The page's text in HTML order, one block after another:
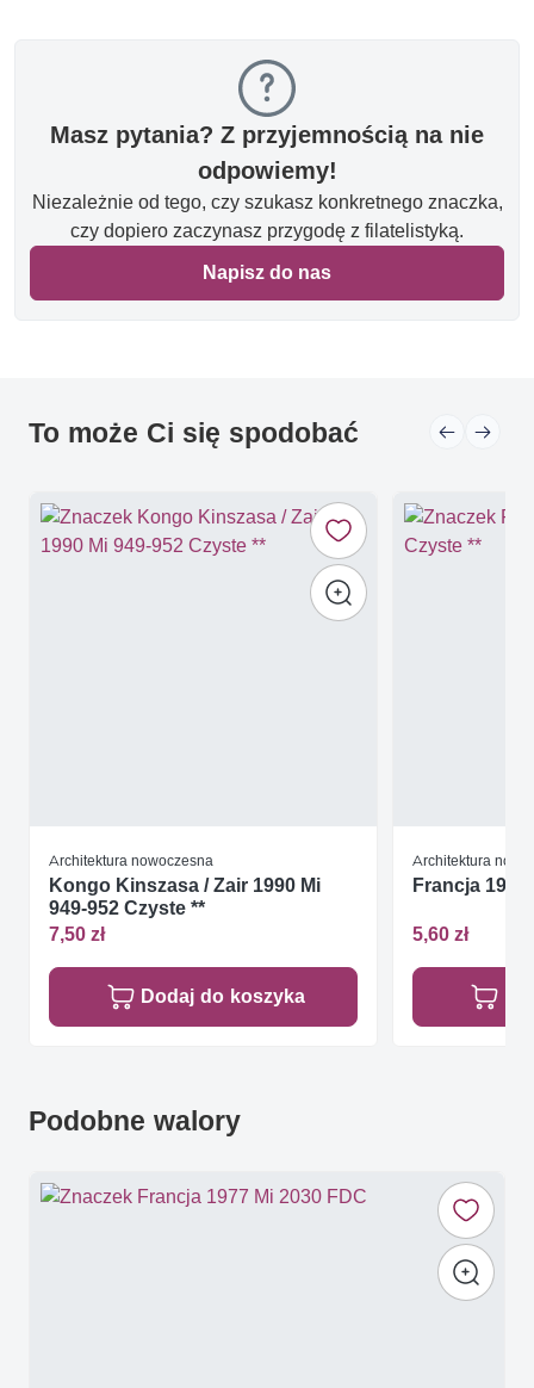
Masz pytania? Z przyjemnością na nie
odpowiemy!
Niezależnie od tego, czy szukasz konkretnego znaczka,
czy dopiero zaczynasz przygodę z filatelistyką.
Napisz do nas
To może Ci się spodobać
Architektura nowoczesna
Kongo Kinszasa / Zair 1990 Mi
949-952 Czyste **
7,50 zł
Dodaj do koszyka
Architektura
Francja 1987
5,60 zł
Podobne walory